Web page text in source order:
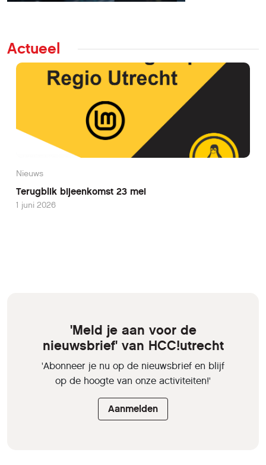
Actueel
Nieuws
Terugblik bijeenkomst 23 mei
1 juni 2026
'Meld je aan voor de
nieuwsbrief' van HCC!utrecht
'Abonneer je nu op de nieuwsbrief en blijf
op de hoogte van onze activiteiten!'
Aanmelden